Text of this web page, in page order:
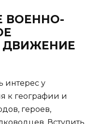
ВОЕННО-
ДВИЖЕНИЕ
интерес у
к географии и
героев,